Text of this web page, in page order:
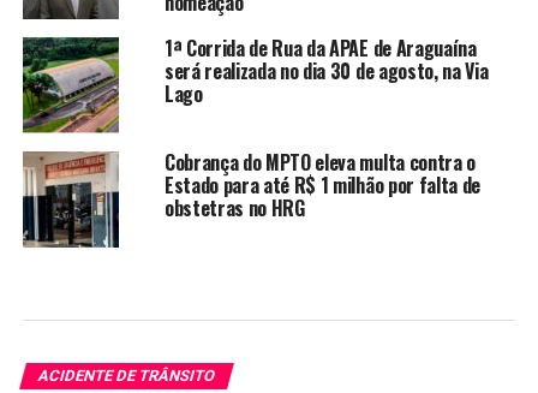
1ª Corrida de Rua da APAE de Araguaína
será realizada no dia 30 de agosto, na Via
Lago
Cobrança do MPTO eleva multa contra o
Estado para até R$ 1 milhão por falta de
obstetras no HRG
ACIDENTE DE TRÂNSITO